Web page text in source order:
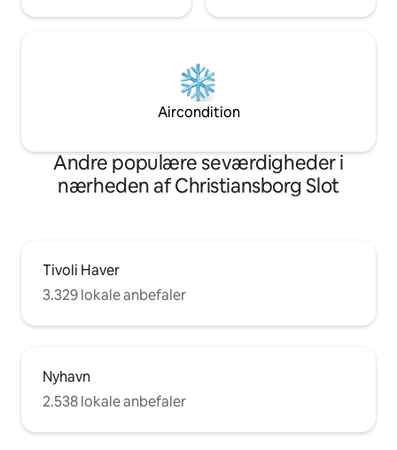
Aircondition
Andre populære seværdigheder i
nærheden af Christiansborg Slot
Tivoli Haver
3.329 lokale anbefaler
Nyhavn
2.538 lokale anbefaler